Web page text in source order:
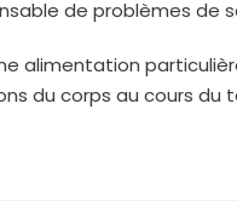
de problèmes de
alimentation
du corps au cours du